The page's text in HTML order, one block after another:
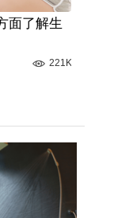
面了解生
221K